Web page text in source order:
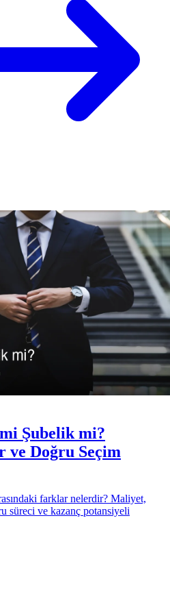
Şubelik mi?
Doğru Seçim
farklar nelerdir? Maliyet,
süreci ve kazanç potansiyeli